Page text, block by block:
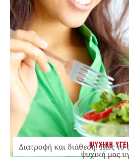
ΨΥΧΙΚΗ
Διατροφή και διάθεση: Πώς το
ψυχική μας